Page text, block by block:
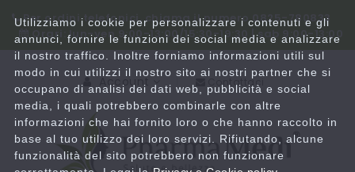
Per ordini telefonici, chiama il numero 0825-780833
Orari: lun-ven 9:00-13:00/15:30-19:30 | sab 9:00-13:00
Account Contattaci
Utilizziamo i cookie per personalizzare i contenuti e gli
annunci, fornire le funzioni dei social media e analizzare
il nostro traffico. Inoltre forniamo informazioni utili sul
modo in cui utilizzi il nostro sito ai nostri partner che si
occupano di analisi dei dati web, pubblicità e social
media, i quali potrebbero combinarle con altre
informazioni che hai fornito loro o che hanno raccolto in
base al tuo utilizzo dei loro servizi. Rifiutando, alcune
funzionalità del sito potrebbero non funzionare